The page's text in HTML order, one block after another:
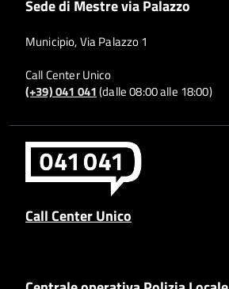
Sede di Mestre via Palazzo
Municipio, Via Palazzo 1
Call Center Unico
(+39) 041 041(dalle 08:00 alle 18:00)
Call Center Unico